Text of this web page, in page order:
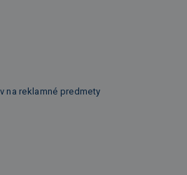
na reklamné predmety